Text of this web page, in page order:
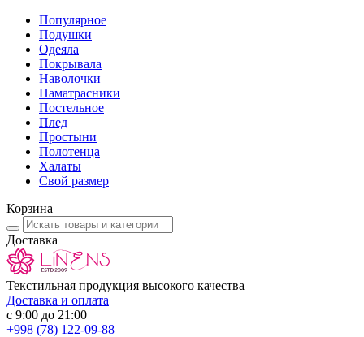
Популярное
Подушки
Одеяла
Покрывала
Наволочки
Наматрасники
Постельное
Плед
Простыни
Полотенца
Халаты
Свой размер
Корзина
Доставка
Текстильная продукция высокого качества
Доставка и оплата
с 9:00 до 21:00
+998 (78) 122-09-88